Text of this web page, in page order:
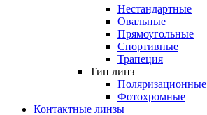
Нестандартные
Овальные
Прямоугольные
Спортивные
Трапеция
Тип линз
Поляризационные
Фотохромные
Контактные линзы